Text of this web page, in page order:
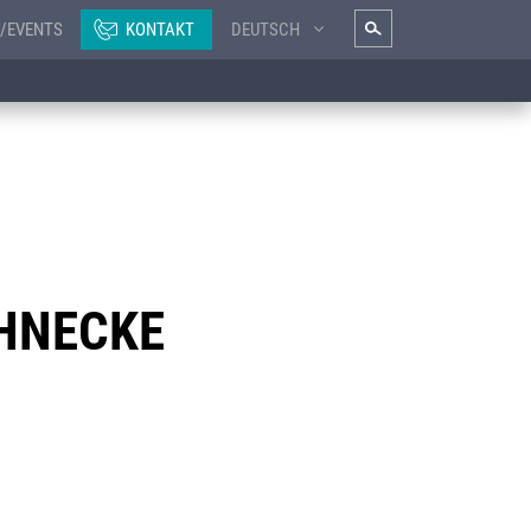
EVENTS KONTAKT DEUTSCH